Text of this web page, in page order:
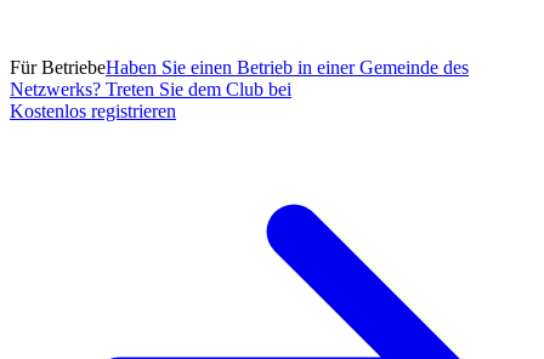
Für BetriebeHaben Sie einen Betrieb in einer Gemeinde des
Netzwerks? Treten Sie dem Club bei
Kostenlos registrieren